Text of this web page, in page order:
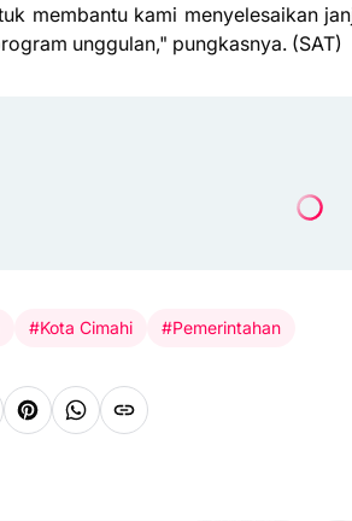
membantu kami menyelesaikan
unggulan," pungkasnya. (SAT)
#Kota Cimahi #Pemerintahan